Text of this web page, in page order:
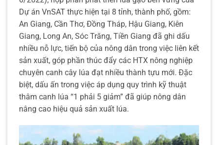
Dự án VnSAT thực hiện tại 8 tỉnh, thành phố, gồm:
An Giang, Cần Thơ, Đồng Tháp, Hậu Giang, Kiên
Giang, Long An, Sóc Trăng, Tiền Giang đã ghi dấu
nhiều nỗ lực, tiến bộ của nông dân trong việc liên kết
sản xuất, góp phần thúc đẩy các HTX nông nghiệp
chuyên canh cây lúa đạt nhiều thành tựu mới. Đặc
biệt, dấu ấn trong việc áp dụng quy trình kỹ thuật
thâm canh lúa “1 phải 5 giảm” đã giúp nông dân
nâng cao hiệu quả sản xuất lúa.